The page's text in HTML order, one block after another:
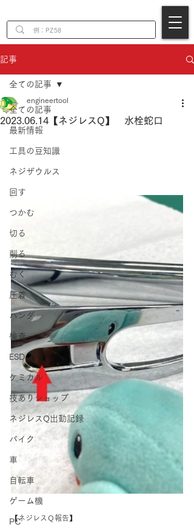
記事
全ての記事
最新情報
工具の豆知識
ネジザウルス
回す
つかむ
切る
削る
むく
圧着
ハンダ
検査
ESD
ケミカル
技ありショップ
ネジレスQ出動記録
バイク
車
自転車
ゲーム機
PC
全ての記事
2023.06.14【ネジレスQ】 水栓蛇口
engineertool
【ネジレスＱ報告】